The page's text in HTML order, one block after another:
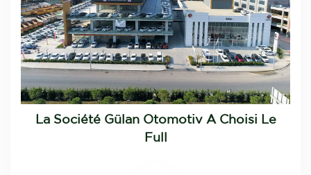
La Société Gülan Otomotiv A Choisi Le
Full